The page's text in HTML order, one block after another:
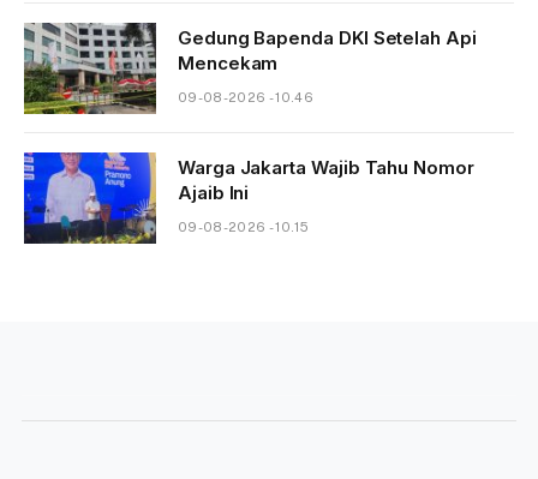
Gedung Bapenda DKI Setelah Api
Mencekam
09-08-2026 - 10.46
Warga Jakarta Wajib Tahu Nomor
Ajaib Ini
09-08-2026 - 10.15